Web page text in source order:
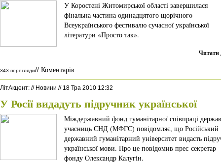
У Коростені Житомирської області завершилася
фінальна частина одинадцятого щорічного
Всеукраїнського фестивалю сучасної української
літератури «Просто так».
Читати
343 перегляди// Коментарів
ЛітАкцент: // Новини // 18 Тра 2010 12:32
У Росії видадуть підручник української
Міждержавний фонд гуманітарної співпраці
учасниць СНД (МФГС) повідомляє, що Російський
державний гуманітарний університет видасть
української мови. Про це повідомив прес-секретар
фонду Олександр Калугін.